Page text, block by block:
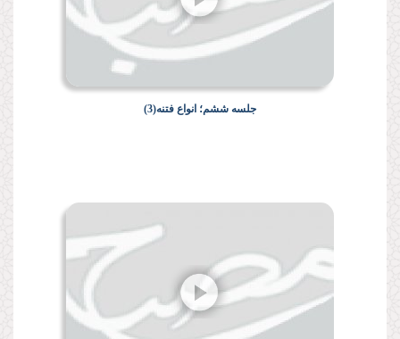
جلسه ششم؛ انواع فتنه(3)